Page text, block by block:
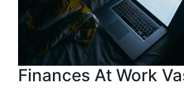
Finances At Work